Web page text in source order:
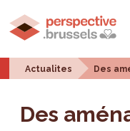
Actualites Des
Des